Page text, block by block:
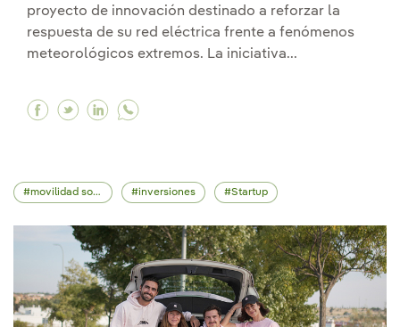
proyecto de innovación destinado a reforzar la
respuesta de su red eléctrica frente a fenómenos
meteorológicos extremos. La iniciativa...
Facebook Iberdrola apuesta por la tecnología
Twitter Iberdrola apuesta por la
Linkedin Iberdrola apuesta por la
movilidad sostenible inversiones Startup